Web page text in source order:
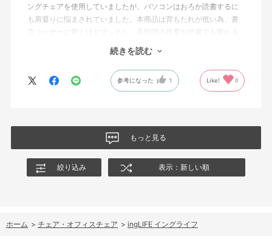
リビングにワークスペースがあるため、インテリアになじむよ
う、背もたれは合板ミディアムアッシュ、4本脚を選択しました
が、より解放感をもって座りたいかたは、キャスター付きを選ん
だほうがいいと思います。ラクラク納品で配送をお願いしたとこ
ろ、作業員のかたがとてもていねいでテキパキと組み立てくださ
り、「いよいよ使える！」というワクワクもありました。
ングチェアを使用していましたが、パソコンはおろか読書するに
も肩凝りに悩まされていました。本商品は背もたれが低い為、書
斎コーナーに驚くほどマッチし、長時間の作業や読書でも疲れる
事がありません。木の背もたれも痛くなる事はなく、深く背中を
あずければうたた寝も出来ます。
パソコン作業をする時は自然と背筋が伸びて肩凝りなどはしませ
ん。
続きを読む
参考になった 1 Like! 0
もっと見る
絞り込み 表示：新しい順
ホーム > チェア・オフィスチェア > ingLIFE イングライフ